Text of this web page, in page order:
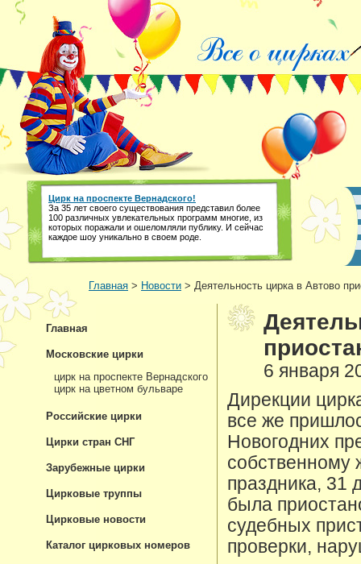
Цирк на проспекте Вернадского!
За 35 лет своего существования представил более
100 различных увлекательных программ многие, из
которых поражали и ошеломляли публику. И сейчас
каждое шоу уникально в своем роде.
Главная > Новости > Деятельность цирка в Автово
6 января
Дирекции
все же
Новогодних
собственному
праздника, 31
была
судебных
проверки,
Главная
Московские цирки
цирк на проспекте Вернадского
цирк на цветном бульваре
Российские цирки
Цирки стран СНГ
Зарубежные цирки
Цирковые труппы
Цирковые новости
Каталог цирковых номеров